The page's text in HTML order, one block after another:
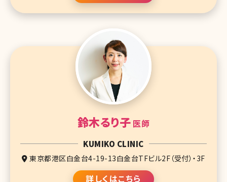
鈴木るり子 医師
KUMIKO CLINIC
東京都港区白金台4-19-13白金台TFビル2F（受付）・3F
詳しくはこちら